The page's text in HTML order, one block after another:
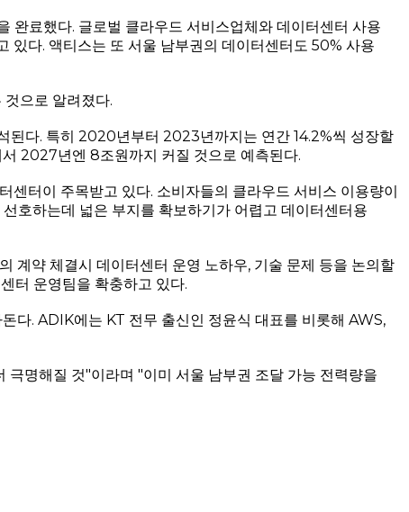
료했다. 글로벌 클라우드 서비스업체와 데이터센터 사용
있다. 액티스는 또 서울 남부권의 데이터센터도 50% 사용
으로 알려졌다.
된다. 특히 2020년부터 2023년까지는 연간 14.2%씩 성장할
2027년엔 8조원까지 커질 것으로 예측된다.
터이 주목받고 있다. 소비자들의 클라우드 서비스 이용량이
호하는데 넓은 부지를 확보하기가 어렵고 데이터센터용
계약 체결시 데이터센터 운영 노하우, 기술 문제 등을 논의할
터 운영팀을 확충하고 있다.
다. ADIK에는 KT 전무 출신인 정윤식 대표를 비롯해 AWS,
명해질 것"이라며 "이미 서울 남부권 조달 가능 전력량을